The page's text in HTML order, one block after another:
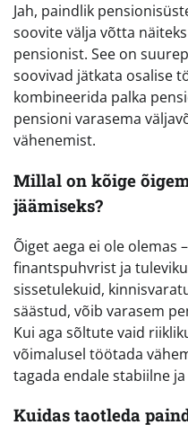
Jah, paindlik
soovite välja võtta
pensionist. See on
soovivad jätkata osalise
kombineerida palka
pensioni varasema
vähenemist.
Millal on kõige
jäämiseks?
Õiget aega ei ole olemas
finantspuhvrist ja
sissetulekuid,
säästud, võib varasem
Kui aga sõltute vaid
võimalusel töötada
tagada endale stabiilne
Kuidas taotleda